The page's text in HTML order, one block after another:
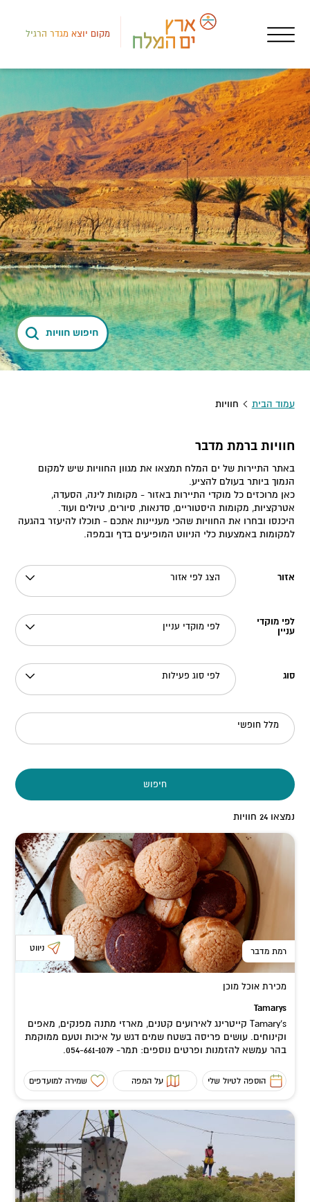
מקום יוצא מגדר הרגיל
חיפוש חוויות
עמוד הבית חוויות
חוויות ברמת מדבר
באתר התיירות של ים המלח תמצאו את מגוון החוויות שיש למקום
הנמוך ביותר בעולם להציע.
כאן מרוכזים כל מוקדי התיירות באזור - מקומות לינה, הסעדה,
אטרקציות, מקומות היסטוריים, סדנאות, סיורים, טיולים ועוד.
היכנסו ובחרו את החוויות שהכי מעניינות אתכם - תוכלו להיעזר בהגעה
למקומות באמצעות כלי הניווט המופיעים בדף ובמפה.
אזור הצג לפי אזור
לפי מוקדי
עניין
לפי מוקדי עניין
סוג לפי סוג פעילות
מלל חופשי
חיפוש
נמצאו 24 חוויות
רמת מדבר ניווט
מכירת אוכל מוכן
Tamarys
Tamary's קייטרינג לאירועים קטנים, מארזי מתנה מפנקים, מאפים
וקינוחים. עושים פריסה בשטח שמים דגש על איכות וטעם ממוקמת
בהר עמשא להזמנות ופרטים נוספים: תמר- 054-661-1079.
הוספה לטיול שלי על המפה שמירה למועדפים
לב